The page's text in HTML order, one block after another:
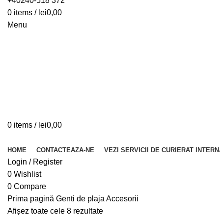
0 items / lei0,00
Menu
0 items / lei0,00
HOME CONTACTEAZA-NE VEZI SERVICII DE CURIERAT
Login / Register
0 Wishlist
0 Compare
Prima pagină Genti de plaja Accesorii
Afișez toate cele 8 rezultate